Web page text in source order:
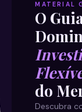
MATERIAL
O
do
Descubra